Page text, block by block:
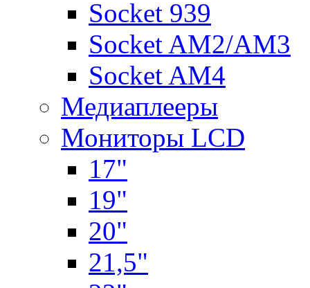
Socket 939
Socket AM2/AM3
Socket AM4
Медиаплееры
Мониторы LCD
17"
19"
20"
21,5"